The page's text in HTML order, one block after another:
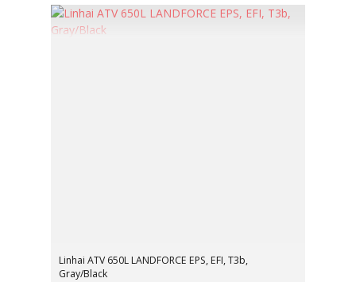
Linhai ATV 650L LANDFORCE EPS, EFI, T3b,
Gray/Black